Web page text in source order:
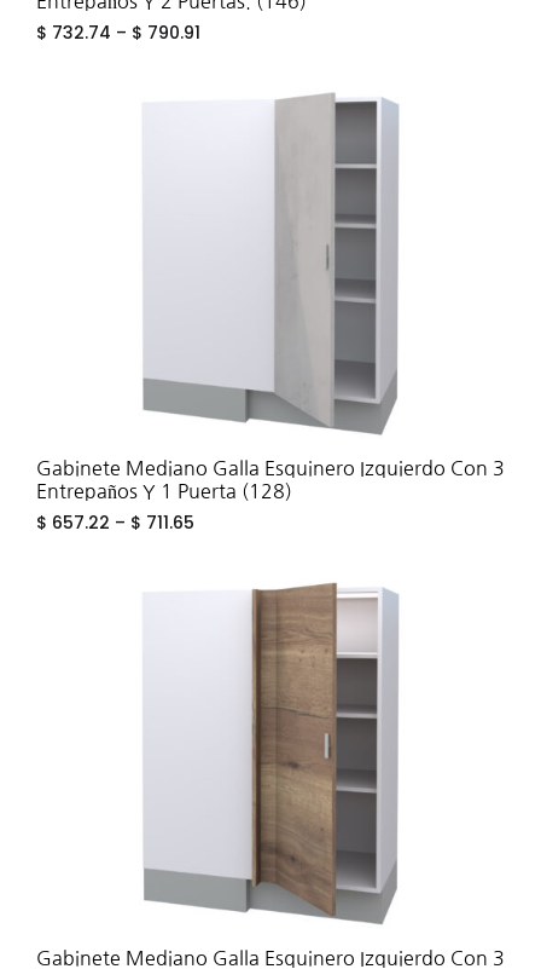
$ 732.74 – $ 790.91
Gabinete Mediano Galla Esquinero Izquierdo Con 3
Entrepaños Y 1 Puerta (128)
$ 657.22 – $ 711.65
Gabinete Mediano Galla Esquinero Izquierdo Con 3